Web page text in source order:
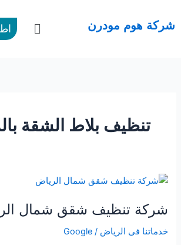
شركة هوم مودرن القائمة
تنظيف بلاط الشقة
شركة تنظيف شقق شمال
خدماتنا فى الرياض/
Google
شركة
شقق
الرياض